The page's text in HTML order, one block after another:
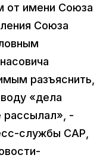
от имени Союза
Союза
разъяснить,
«дела
рассылал», -
службы САР,